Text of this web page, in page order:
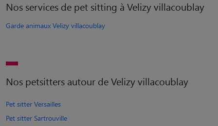
Nos services de pet sitting à Velizy villacoublay
Garde animaux Velizy villacoublay
Nos petsitters autour de Velizy villacoublay
Pet sitter Versailles
Pet sitter Sartrouville